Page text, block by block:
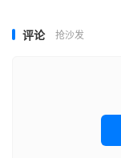
评论 抢沙发